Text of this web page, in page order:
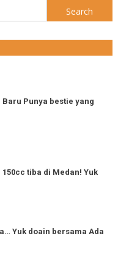
Search
for:
Punya bestie yang
tiba di Medan! Yuk
Yuk doain bersama Ada